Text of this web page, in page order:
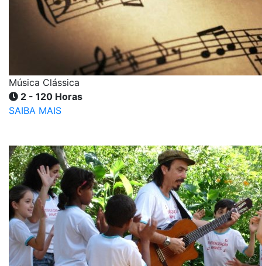
Música Clássica
2 - 120 Horas
SAIBA MAIS